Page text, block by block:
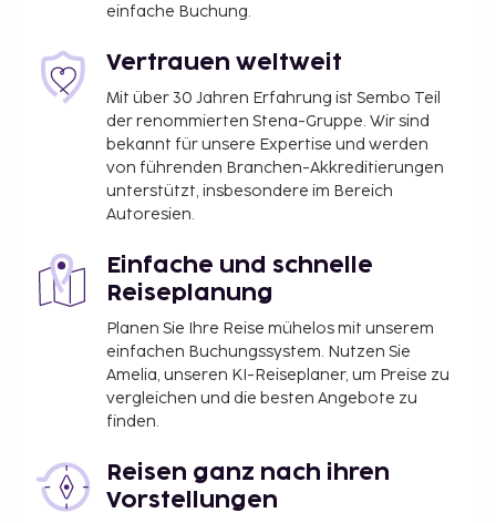
einfache Buchung.
Vertrauen weltweit
Mit über 30 Jahren Erfahrung ist Sembo Teil
der renommierten Stena-Gruppe. Wir sind
bekannt für unsere Expertise und werden
von führenden Branchen-Akkreditierungen
unterstützt, insbesondere im Bereich
Autoresien.
Einfache und schnelle
Reiseplanung
Planen Sie Ihre Reise mühelos mit unserem
einfachen Buchungssystem. Nutzen Sie
Amelia, unseren KI-Reiseplaner, um Preise zu
vergleichen und die besten Angebote zu
finden.
Reisen ganz nach ihren
Vorstellungen